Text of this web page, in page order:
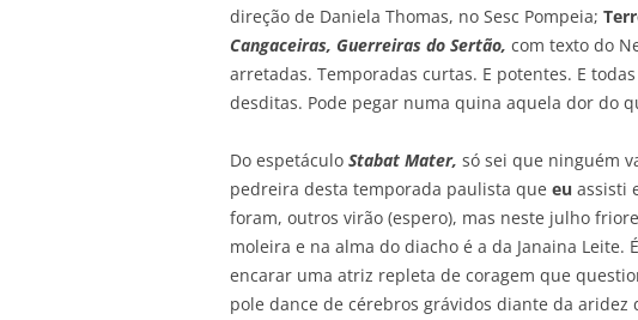
direção de Daniela Thomas, no Sesc Pompeia;
Cangaceiras, Guerreiras do Sertão, com texto do
arretadas. Temporadas curtas. E potentes. E
desditas. Pode pegar numa quina aquela dor do
Do espetáculo Stabat Mater, só sei que ninguém
pedreira desta temporada paulista que eu assisti
foram, outros virão (espero), mas neste julho
moleira e na alma do diacho é a da Janaina Leite.
encarar uma atriz repleta de coragem que
pole dance de cérebros grávidos diante da